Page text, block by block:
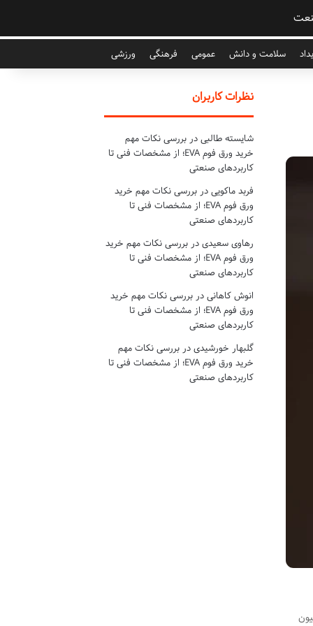
سلامت و دانش عمومی فرهنگی ورزشی
نظرات کاربران
شایسته طالبیدر بررسی نکات مهم
خرید ورق فوم EVA؛ از مشخصات فنی تا
کاربردهای صنعتی
فربد ماکوییدر بررسی نکات مهم خرید
ورق فوم EVA؛ از مشخصات فنی تا
کاربردهای صنعتی
رهاوی سعیدیدر بررسی نکات مهم خرید
ورق فوم EVA؛ از مشخصات فنی تا
کاربردهای صنعتی
انوش کاهانیدر بررسی نکات مهم خرید
ورق فوم EVA؛ از مشخصات فنی تا
کاربردهای صنعتی
گلبهار خورشیدیدر بررسی نکات مهم
خرید ورق فوم EVA؛ از مشخصات فنی تا
کاربردهای صنعتی